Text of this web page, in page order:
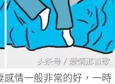
情一般非常的好，一時